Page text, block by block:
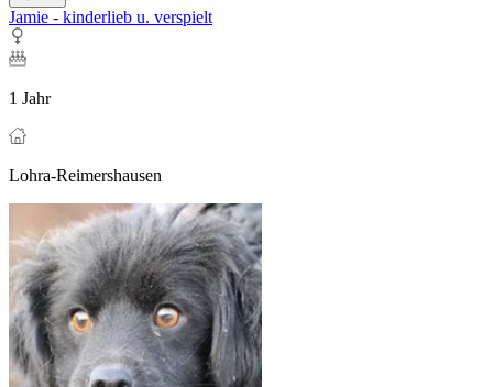
Jamie - kinderlieb u. verspielt
1 Jahr
Lohra-Reimershausen